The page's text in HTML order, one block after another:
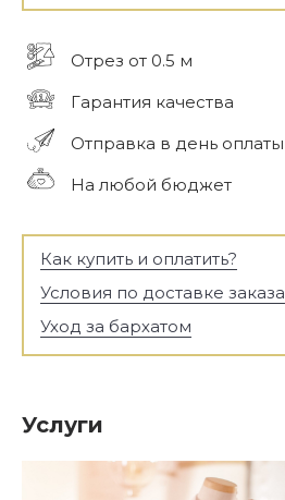
Отрез от 0.5 м
Гарантия качества
Отправка в день оплаты
На любой бюджет
Как купить и оплатить?
Условия по доставке заказа
Уход за бархатом
Услуги